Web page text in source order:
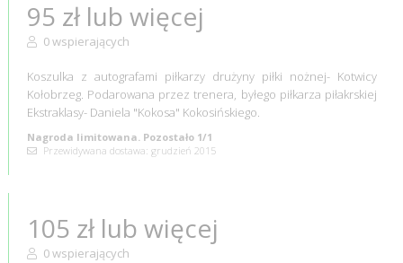
95 zł lub więcej
0 wspierających
Koszulka z autografami piłkarzy drużyny piłki nożnej- Kotwicy
Kołobrzeg. Podarowana przez trenera, byłego piłkarza piłakrskiej
Ekstraklasy- Daniela "Kokosa" Kokosińskiego.
Nagroda limitowana. Pozostało 1/1
Przewidywana dostawa: grudzień 2015
105 zł lub więcej
0 wspierających